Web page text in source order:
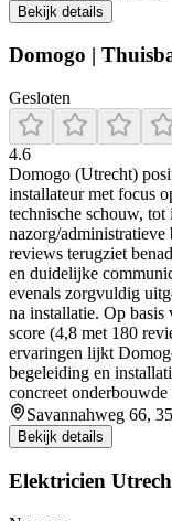
Bekijk details
Domogo |
Gesloten
4.6
Domogo (Utrecht)
installateur met focus
technische schouw, tot
nazorg/
reviews terugziet
en duidelijke
evenals zorgvuldig
na installatie. Op basis
score (4,8 met 180
ervaringen lijkt
begeleiding en
concreet
Savannahweg 66,
Bekijk details
Elektricien